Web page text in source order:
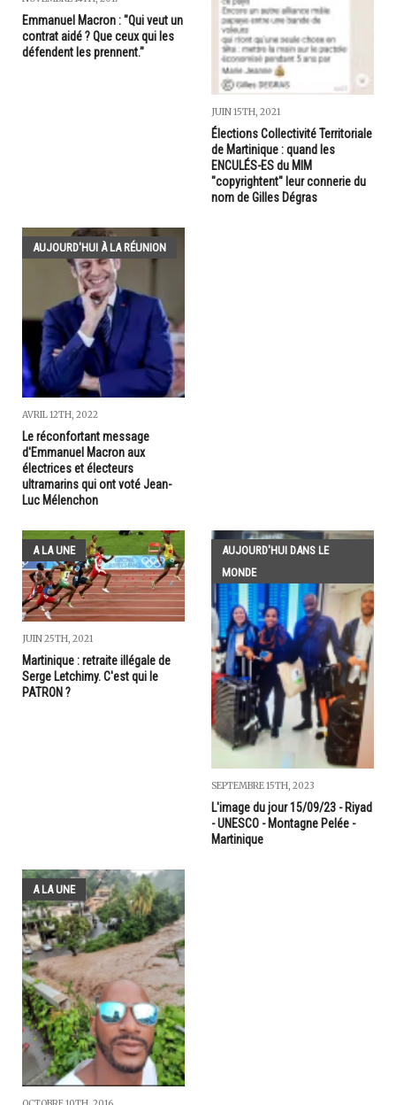
Emmanuel Macron : "Qui veut un
contrat aidé ? Que ceux qui les
défendent les prennent."
JUIN 15TH, 2021
Élections Collectivité Territoriale
de Martinique : quand les
ENCULÉS-ES du MIM
"copyrightent" leur connerie du
nom de Gilles Dégras
AUJOURD'HUI À LA RÉUNION
AVRIL 12TH, 2022
Le réconfortant message
d'Emmanuel Macron aux
électrices et électeurs
ultramarins qui ont voté Jean-
Luc Mélenchon
A LA UNE
JUIN 25TH, 2021
Martinique : retraite illégale de
Serge Letchimy. C'est qui le
PATRON ?
AUJOURD'HUI DANS LE
MONDE
SEPTEMBRE 15TH, 2023
L'image du jour 15/09/23 - Riyad
- UNESCO - Montagne Pelée -
Martinique
A LA UNE